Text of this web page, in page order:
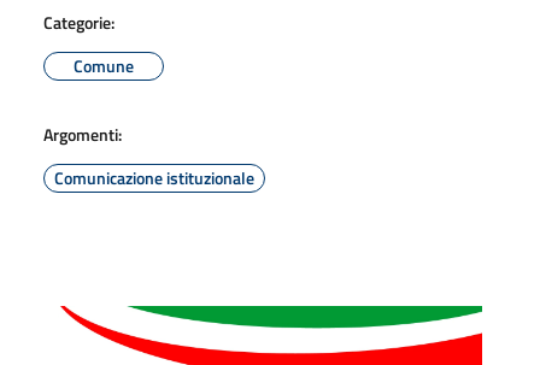
Categorie:
Comune
Argomenti:
Comunicazione istituzionale